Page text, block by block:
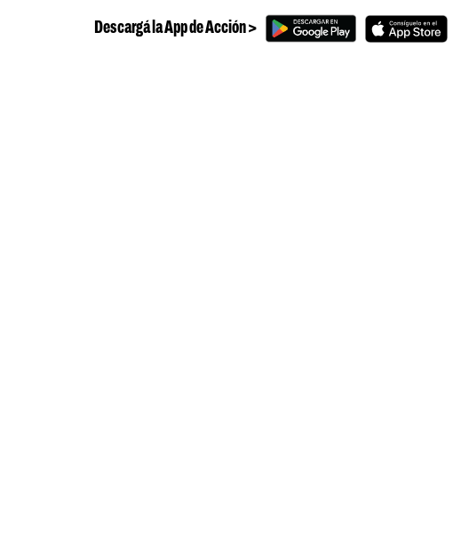
Descargá la App de Acción >